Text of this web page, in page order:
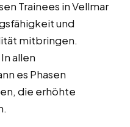
Trainees in Vellmar
und
mitbringen.
In allen
es Phasen
die erhöhte